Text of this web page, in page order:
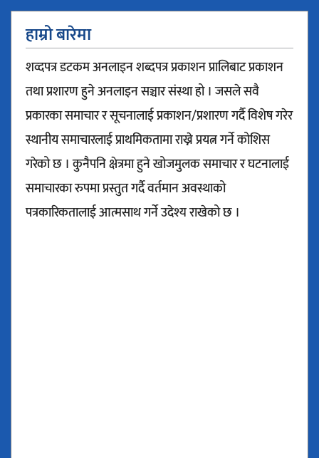
हाम्रो बारेमा
शव्दपत्र डटकम अनलाइन शब्दपत्र प्रकाशन प्रालिबाट प्रकाशन
तथा प्रशारण हुने अनलाइन सञ्चार संस्था हो । जसले सवै
प्रकारका समाचार र सूचनालाई प्रकाशन/प्रशारण गर्दै विशेष गरेर
स्थानीय समाचारलाई प्राथमिकतामा राख्ने प्रयत्न गर्ने कोशिस
गरेको छ । कुनैपनि क्षेत्रमा हुने खोजमुलक समाचार र घटनालाई
समाचारका रुपमा प्रस्तुत गर्दै वर्तमान अवस्थाको
पत्रकारिकतालाई आत्मसाथ गर्ने उदेश्य राखेको छ ।